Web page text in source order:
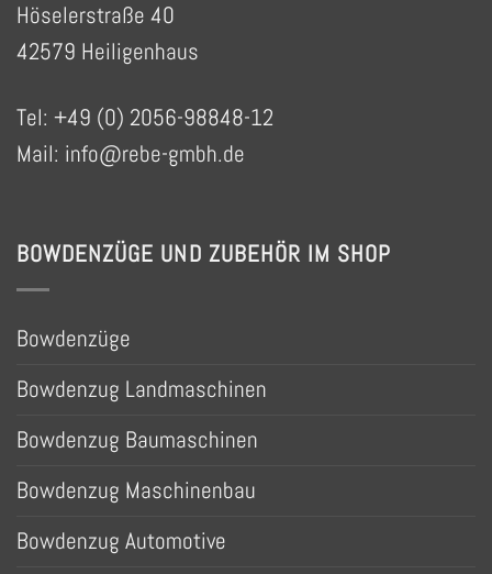
Höselerstraße 40
42579 Heiligenhaus
Tel: +49 (0) 2056-98848-12
Mail: info@rebe-gmbh.de
BOWDENZÜGE UND ZUBEHÖR IM SHOP
Bowdenzüge
Bowdenzug Landmaschinen
Bowdenzug Baumaschinen
Bowdenzug Maschinenbau
Bowdenzug Automotive